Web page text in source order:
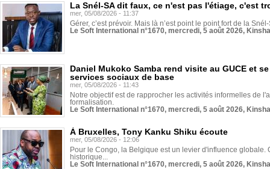
La Snél-SA dit faux, ce n'est pas l'étiage, c'est
mer, 05/08/2026 - 11:37
Gérer, c’est prévoir. Mais là n’est point le point fort de la
Le Soft International n°1670, mercredi, 5 août 2026,
Daniel Mukoko Samba rend visite au GUCE et
services sociaux de base
mer, 05/08/2026 - 11:43
Notre objectif est de rapprocher les activités informelles de
formalisation.
Le Soft International n°1670, mercredi, 5 août 2026,
À Bruxelles, Tony Kanku Shiku écoute
mer, 05/08/2026 - 12:06
Pour le Congo, la Belgique est un levier d'influence globale.
historique...
Le Soft International n°1670, mercredi, 5 août 2026,